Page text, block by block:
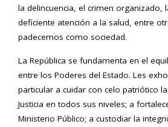
la delincuencia, el crimen organizado,
deficiente atención a la salud, entre
padecemos como sociedad.
La República se fundamenta en el
entre los Poderes del Estado. Les
particular a cuidar con celo patriótico
Justicia en todos sus niveles; a
Ministerio Público; a custodiar la